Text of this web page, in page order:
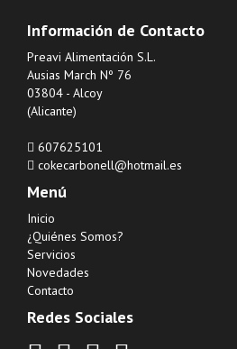
Información de Contacto
Preavi Alimentación S.L.
Ausias March Nº 76
03804 - Alcoy
(Alicante)
607625101
cokecarbonell@hotmail.es
Menú
Inicio
¿Quiénes Somos?
Servicios
Novedades
Contacto
Redes Sociales